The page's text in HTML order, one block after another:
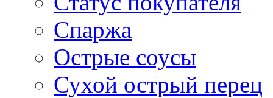
Спаржа
Острые соусы
Сухой острый перец